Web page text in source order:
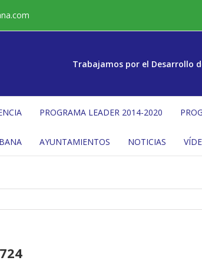
Trabajamos por el Desarrollo
PROGRAMA LEADER 2014-2020
AYUNTAMIENTOS NOTICIAS